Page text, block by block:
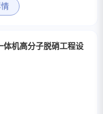
体机高分子脱硝工程设